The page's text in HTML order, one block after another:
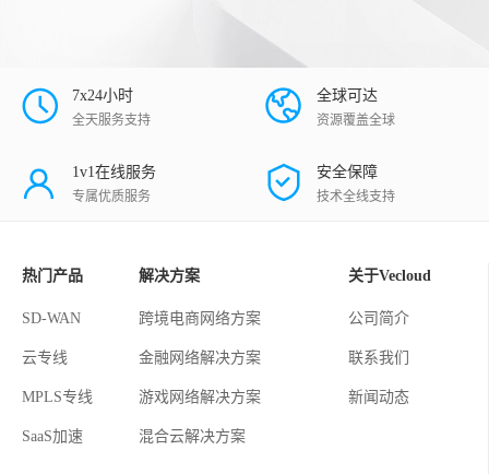
7x24小时
全天服务支持
全球可达
资源覆盖全球
1v1在线服务
专属优质服务
安全保障
技术全线支持
热门产品
SD-WAN
云专线
MPLS专线
SaaS加速
解决方案
跨境电商网络方案
金融网络解决方案
游戏网络解决方案
混合云解决方案
关于Vecloud
公司简介
联系我们
新闻动态